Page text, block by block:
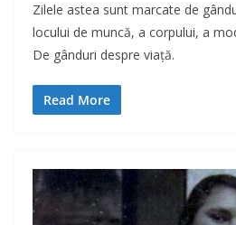
Zilele astea sunt marcate de
locului de muncă, a corpului, a
De gânduri despre viață.
Read More